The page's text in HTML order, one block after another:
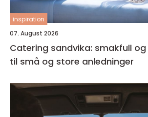
inspiration
07. August 2026
Catering sandvika: smakfull
til små og store anledninger